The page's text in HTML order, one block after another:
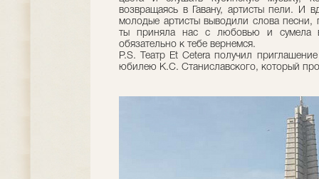
возвращаясь в Гавану, артисты пели. И
молодые артисты выводили слова песни,
ты приняла нас с любовью и сумела
обязательно к тебе вернемся.
P.S. Театр Et Cetera получил
юбилею К.С. Станиславского, который